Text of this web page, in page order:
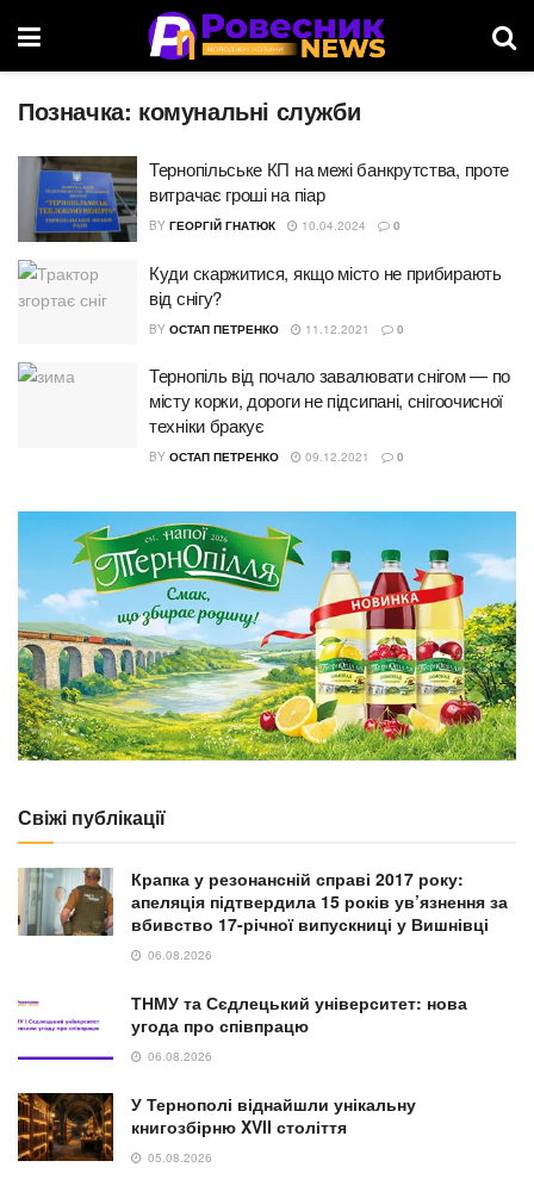
Позначка: комунальні служби
Тернопільське КП на межі банкрутства, проте
витрачає гроші на піар
BY ГЕОРГІЙ ГНАТЮК 10.04.2024 0
Куди скаржитися, якщо місто не прибирають
від снігу?
BY ОСТАП ПЕТРЕНКО 11.12.2021 0
Тернопіль від почало завалювати снігом — по
місту корки, дороги не підсипані, снігоочисної
техніки бракує
BY ОСТАП ПЕТРЕНКО 09.12.2021 0
Свіжі публікації
Крапка у резонансній справі 2017 року:
апеляція підтвердила 15 років ув’язнення за
вбивство 17-річної випускниці у Вишнівці
06.08.2026
ТНМУ та Сєдлецький університет: нова
угода про співпрацю
06.08.2026
У Тернополі віднайшли унікальну
книгозбірню XVII століття
05.08.2026